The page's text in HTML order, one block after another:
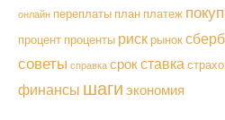
онлайн переплаты план платеж
процент проценты рискрынок
советы справка срокставка
финансы шаги экономия